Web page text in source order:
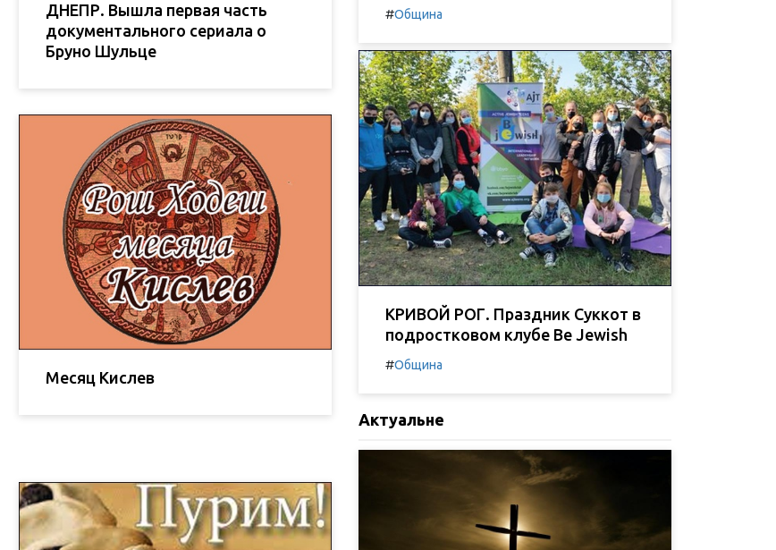
ДНЕПР. Вышла первая часть
документального сериала о
Бруно Шульце
Месяц Кислев
#Община
КРИВОЙ РОГ. Праздник Суккот в
подростковом клубе Be Jewish
#Община
Актуальне